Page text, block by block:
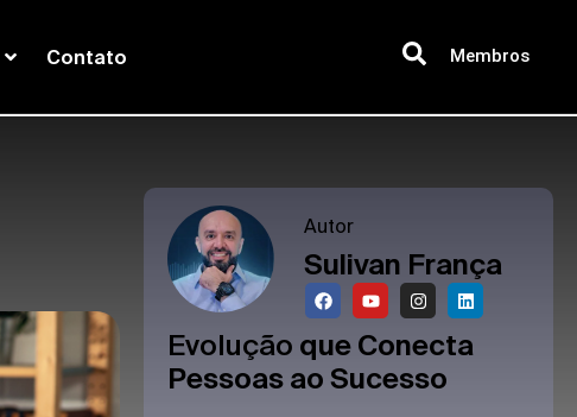
Contato Membros
Autor
Sulivan França
Evolução que Conecta
Pessoas ao Sucesso